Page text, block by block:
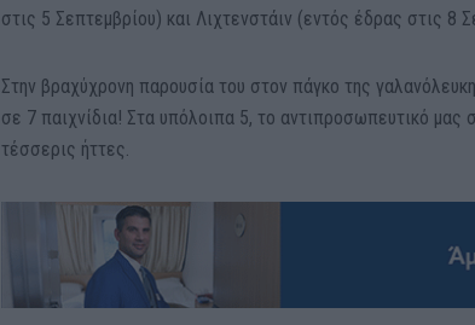
στις 5 Σεπτεμβρίου) και Λιχτενστάιν (εντός έδρας στις 8
Στην βραχύχρονη παρουσία του στον πάγκο της
σε 7 παιχνίδια! Στα υπόλοιπα 5, το αντιπροσωπευτικό μας
τέσσερις ήττες.